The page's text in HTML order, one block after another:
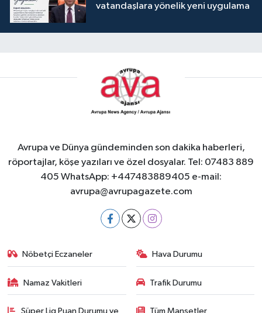
vatandaşlara yönelik yeni uygulama
Avrupa ve Dünya gündeminden son dakika haberleri,
röportajlar, köşe yazıları ve özel dosyalar. Tel: 07483 889
405 WhatsApp: +447483889405 e-mail:
avrupa@avrupagazete.com
Nöbetçi Eczaneler Hava Durumu
Namaz Vakitleri Trafik Durumu
Süper Lig Puan Durumu ve Tüm Manşetler